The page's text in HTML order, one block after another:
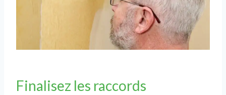
Finalisez les raccords